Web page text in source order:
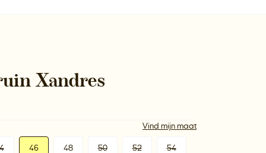
Xandres
Vind mijn maat
46 48 50 52 54